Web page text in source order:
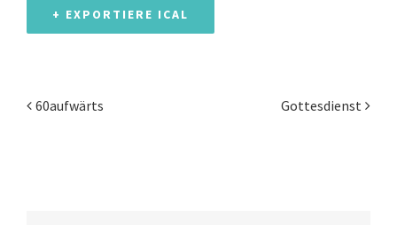
+ EXPORTIERE ICAL
Veranstaltung
60aufwärts Gottesdienst